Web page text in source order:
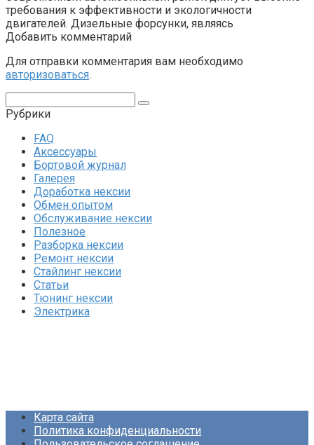
требования к эффективности и экологичности
двигателей. Дизельные форсунки, являясь
Добавить комментарий
Для отправки комментария вам необходимо
авторизоваться.
Рубрики
FAQ
Аксессуары
Бортовой журнал
Галерея
Доработка нексии
Обмен опытом
Обслуживание нексии
Полезное
Разборка нексии
Ремонт нексии
Стайлинг нексии
Статьи
Тюнинг нексии
Электрика
Карта сайта
Политика конфиденциальности